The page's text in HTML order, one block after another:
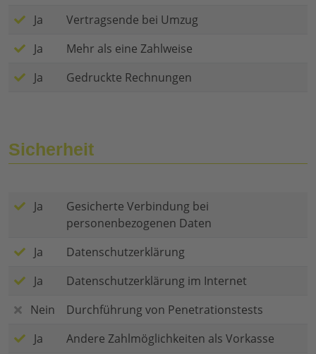
Ja
Vertragsende bei Umzug
Ja
Mehr als eine Zahlweise
Ja
Gedruckte Rechnungen
Sicherheit
Ja
Gesicherte Verbindung bei
personenbezogenen Daten
Ja
Datenschutzerklärung
Ja
Datenschutzerklärung im Internet
Nein
Durchführung von Penetrationstests
Ja
Andere Zahlmöglichkeiten als Vorkasse